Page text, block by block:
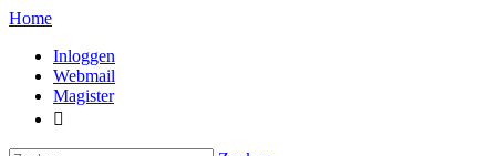
Home
Inloggen
Webmail
Magister
